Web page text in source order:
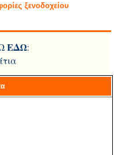
ξενοδοχείου
ΕΔΩ: